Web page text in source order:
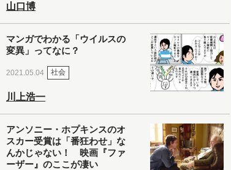
山口博
マンガでわかる「ウイルスの
変異」ってなに？
2021.05.04 社会
川上浩一
アンソニー・ホプキンスのオ
スカー受賞は「番狂わせ」な
んかじゃない！ 映画『ファ
ーザー』のここが凄い